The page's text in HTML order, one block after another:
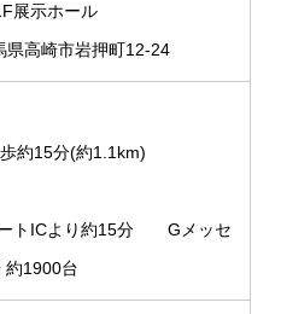
展示ホール
県高崎市岩押町12-24
約15分(約1.1km)
ートICより約15分 Gメッセ
約1900台